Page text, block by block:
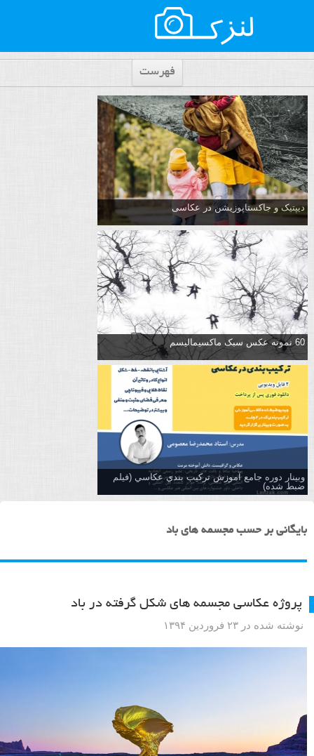
فهرست
دیپتیک و جاکستا‌پوزیشن در عکاسی
60 نمونه عکس سبک ماکسیمالیسم
وبینار دوره جامع آموزش تركيب بندي عكاسي (فیلم
ضبط شده)
بایگانی بر حسب مجسمه های باد
پروژه عکاسی مجسمه های شکل گرفته در باد
نوشته شده در ۲۳ فروردین ۱۳۹۴